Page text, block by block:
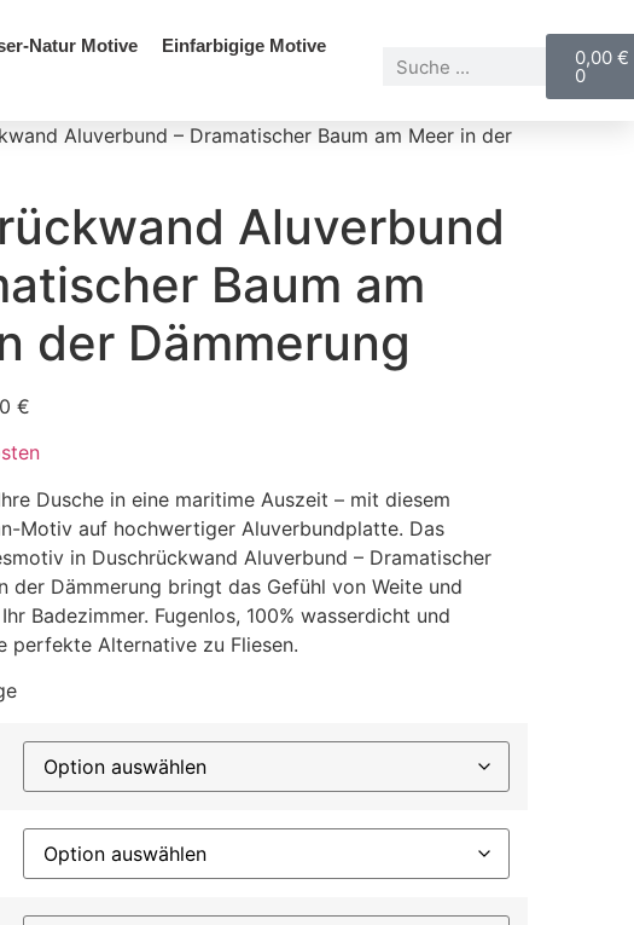
Natur Motive Einfarbigige Motive
0,00€
0
Aluverbund – Dramatischer Baum am Meer in der
Aluverbund
Baum am
der Dämmerung
€
Dusche in eine maritime Auszeit – mit diesem
Motiv auf hochwertiger Aluverbundplatte. Das
in Duschrückwand Aluverbund – Dramatischer
der Dämmerung bringt das Gefühl von Weite und
Badezimmer. Fugenlos, 100% wasserdicht und
perfekte Alternative zu Fliesen.